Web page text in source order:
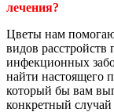
лечения?
Цветы нам
видов
инфекционных
найти настоящего
который бы вам
конкретный